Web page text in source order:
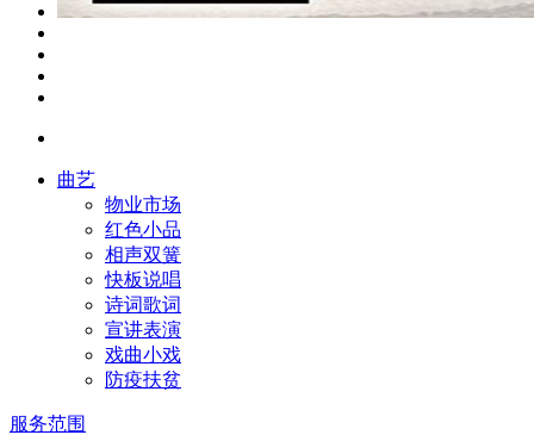
曲艺
物业市场
红色小品
相声双簧
快板说唱
诗词歌词
宣讲表演
戏曲小戏
防疫扶贫
服务范围